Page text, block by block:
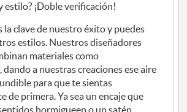
estilo? ¡Doble verificación!
la clave de nuestro éxito y puedes
estilos. Nuestros diseñadores
materiales como
dando a nuestras creaciones ese aire
para que te sientas
de primera. Ya sea un encaje que
hormigueen o un satén